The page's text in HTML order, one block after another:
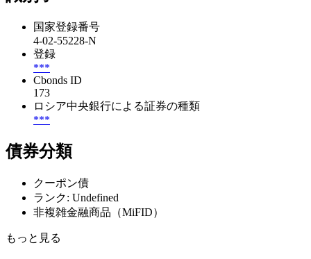
国家登録番号
4-02-55228-N
登録
***
Cbonds ID
173
ロシア中央銀行による証券の種類
***
債券分類
クーポン債
ランク: Undefined
非複雑金融商品（MiFID）
もっと見る